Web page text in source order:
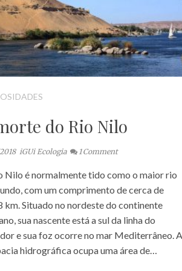
do Rio Nilo
iGUi Ecologia 1 Comment
Nilo é normalmente tido como o maior rio
com um comprimento de cerca de
km. Situado no nordeste do continente
sua nascente está a sul da linha do
e sua foz ocorre no mar Mediterrâneo. A
hidrográfica ocupa uma área de…